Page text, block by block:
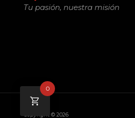
Tu pasión, nuestra misión
Copyright © 2026
0